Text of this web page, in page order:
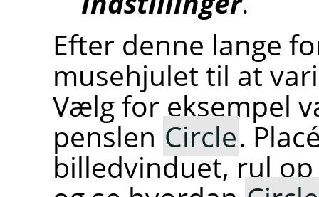
Efter denne lange
musehjulet til at
Vælg for eksempel
penslen Circle.
billedvinduet, rul